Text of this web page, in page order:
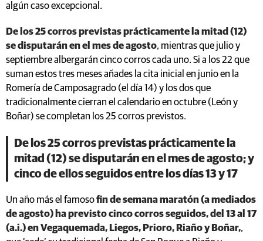
algún caso excepcional.
De los 25 corros previstas prácticamente la mitad (12)
se disputarán en el mes de agosto, mientras que julio y
septiembre albergarán cinco corros cada uno. Si a los 22 que
suman estos tres meses añades la cita inicial en junio en la
Romería de Camposagrado (el día 14) y los dos que
tradicionalmente cierran el calendario en octubre (León y
Boñar) se completan los 25 corros previstos.
De los 25 corros previstas prácticamente la
mitad (12) se disputarán en el mes de agosto; y
cinco de ellos seguidos entre los días 13 y 17
Un año más el famosofin de semana maratón (a mediados
de agosto) ha previsto cinco corros seguidos, del 13 al 17
(a.i.) en Vegaquemada, Liegos, Prioro, Riaño y Boñar,,